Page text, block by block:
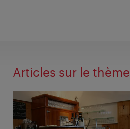
Articles sur le thème